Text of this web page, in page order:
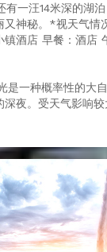
有一汪14米深的湖
神秘。*视天气情
酒店 早餐：酒店
是一种概率性的大
深夜。受天气影响